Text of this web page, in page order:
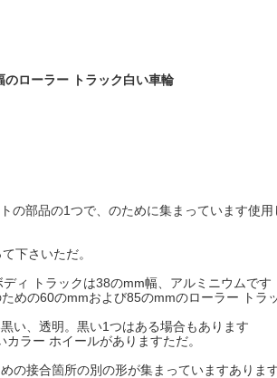
ローラー トラック白い車輪
の部品の1つで、のために集まっています使用
下さいただ。
ィ トラックは38のmm幅、アルミニウムです
めの60のmmおよび85のmmのローラー トラッ
い、透明。黒い1つはある場合もあります
ラー ホイールがありますただ。
の接合箇所の別の形が集まっていますあります